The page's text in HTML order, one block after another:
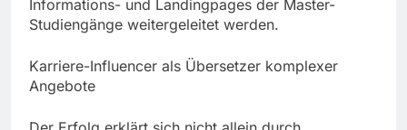
Informations- und Landingpages der Master-
Studiengänge weitergeleitet werden.
Karriere-Influencer als Übersetzer komplexer
Angebote